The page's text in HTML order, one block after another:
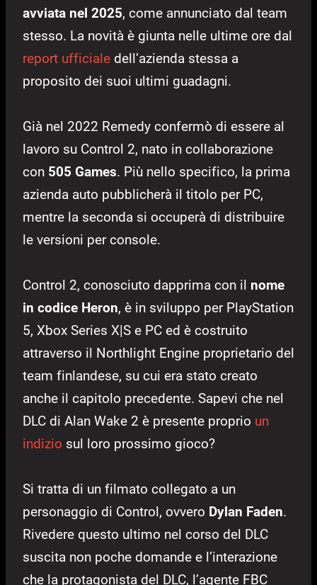
avviata nel 2025, come annunciato dal team
stesso. La novità è giunta nelle ultime ore dal
report ufficiale dell’azienda stessa a
proposito dei suoi ultimi guadagni.
Già nel 2022 Remedy confermò di essere al
lavoro su Control 2, nato in collaborazione
con 505 Games. Più nello specifico, la prima
azienda auto pubblicherà il titolo per PC,
mentre la seconda si occuperà di distribuire
le versioni per console.
Control 2, conosciuto dapprima con il nome
in codice Heron, è in sviluppo per PlayStation
5, Xbox Series X|S e PC ed è costruito
attraverso il Northlight Engine proprietario del
team finlandese, su cui era stato creato
anche il capitolo precedente. Sapevi che nel
DLC di Alan Wake 2 è presente proprio un
indizio sul loro prossimo gioco?
Si tratta di un filmato collegato a un
personaggio di Control, ovvero Dylan Faden.
Rivedere questo ultimo nel corso del DLC
suscita non poche domande e l’interazione
che la protagonista del DLC, l’agente FBC